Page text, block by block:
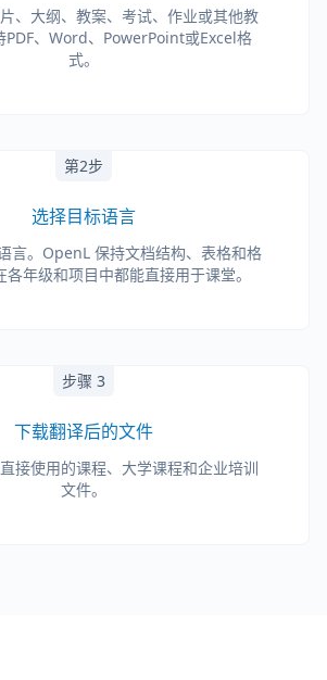
、大纲、教案、考试、作业或其他教
PDF、Word、PowerPoint或Excel格
式。
第2步
选择目标语言
言。OpenL 保持文档结构、表格和格
年级和项目中都能直接用于课堂。
步骤 3
下载翻译后的文件
接使用的课程、大学课程和企业培训
文件。